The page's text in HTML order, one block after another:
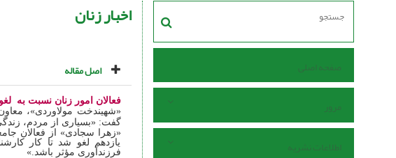
صفحه اصلی
مرور
اطلاعات نشریه
اخبار زنان
اصل مقاله
فعالان امور زنان نسبت به
«شهیندخت مولاوردی»،
گفت: «بسیاری از مردم،
«زهرا سجادی» از فعالان
یازدهم لغو شد تا کار
فرزندآوری مؤثر باشد.»